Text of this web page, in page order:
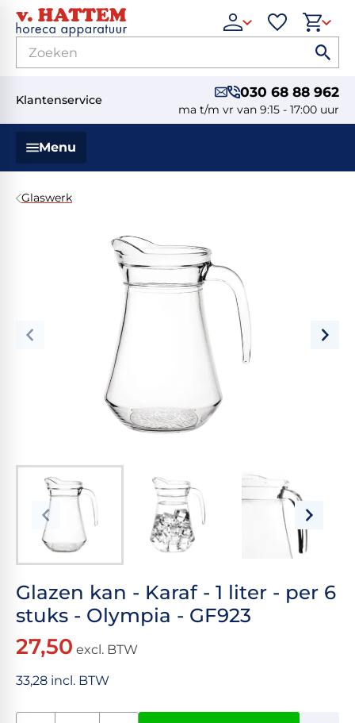
Klantenservice 030 68 88 962
ma t/m vr van 9:15 - 17:00 uur
Menu
Glaswerk
Glazen kan - Karaf - 1 liter - per 6
stuks - Olympia - GF923
27,50 excl. BTW
33,28 incl. BTW